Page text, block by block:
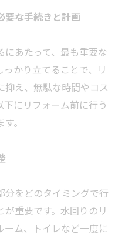
要な手続きと計画
あたって、最も重要な
かり立てることで、リ
抑え、無駄な時間やコス
下にリフォーム前に行う
。
分をどのタイミングで行
重要です。水回りのリ
ーム、トイレなど一度に